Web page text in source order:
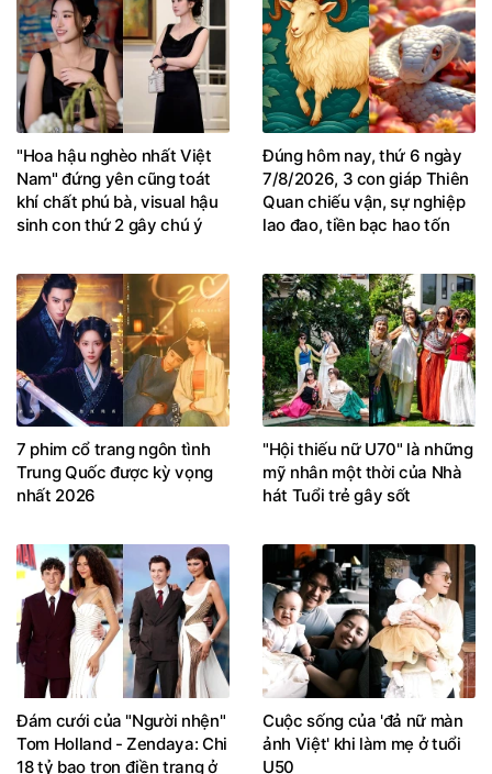
"Hoa hậu nghèo nhất Việt
Nam" đứng yên cũng toát
khí chất phú bà, visual hậu
sinh con thứ 2 gây chú ý
Đúng hôm nay, thứ 6 ngày
7/8/2026, 3 con giáp Thiên
Quan chiếu vận, sự nghiệp
lao đao, tiền bạc hao tốn
7 phim cổ trang ngôn tình
Trung Quốc được kỳ vọng
nhất 2026
"Hội thiếu nữ U70" là những
mỹ nhân một thời của Nhà
hát Tuổi trẻ gây sốt
Đám cưới của "Người nhện"
Tom Holland - Zendaya: Chi
18 tỷ bao trọn điền trang ở
Cuộc sống của 'đả nữ màn
ảnh Việt' khi làm mẹ ở tuổi
U50